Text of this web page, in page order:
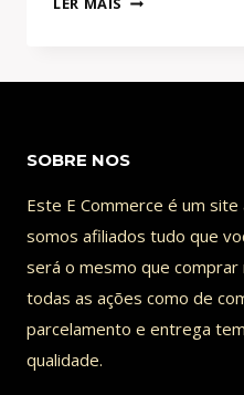
SOBRE NOS
Este E Commerce é um
somos afiliados tudo que
será o mesmo que comprar
todas as ações como de
parcelamento e entrega
qualidade.